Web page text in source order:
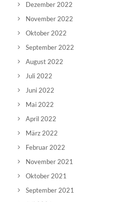
Dezember 2022
November 2022
Oktober 2022
September 2022
August 2022
Juli 2022
Juni 2022
Mai 2022
April 2022
März 2022
Februar 2022
November 2021
Oktober 2021
September 2021